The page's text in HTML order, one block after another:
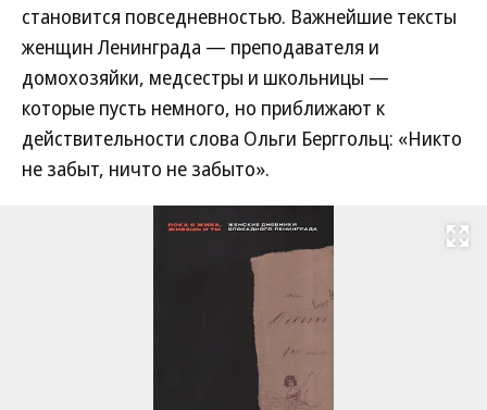
становится повседневностью. Важнейшие тексты
женщин Ленинграда — преподавателя и
домохозяйки, медсестры и школьницы —
которые пусть немного, но приближают к
действительности слова Ольги Берггольц: «Никто
не забыт, ничто не забыто».
Развернуть